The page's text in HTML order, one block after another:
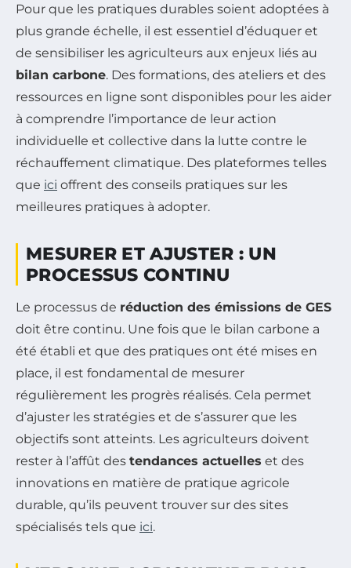
Pour que les pratiques durables soient adoptées à
plus grande échelle, il est essentiel d’éduquer et
de sensibiliser les agriculteurs aux enjeux liés au
bilan carbone. Des formations, des ateliers et des
ressources en ligne sont disponibles pour les aider
à comprendre l’importance de leur action
individuelle et collective dans la lutte contre le
réchauffement climatique. Des plateformes telles
que ici offrent des conseils pratiques sur les
meilleures pratiques à adopter.
MESURER ET AJUSTER : UN
PROCESSUS CONTINU
Le processus de réduction des émissions de GES
doit être continu. Une fois que le bilan carbone a
été établi et que des pratiques ont été mises en
place, il est fondamental de mesurer
régulièrement les progrès réalisés. Cela permet
d’ajuster les stratégies et de s’assurer que les
objectifs sont atteints. Les agriculteurs doivent
rester à l’affût des tendances actuelles et des
innovations en matière de pratique agricole
durable, qu’ils peuvent trouver sur des sites
spécialisés tels que ici.